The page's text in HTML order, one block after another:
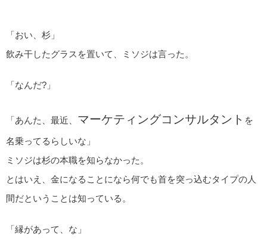
「おい、杉」
飲み干したグラスを置いて、ミソジは言った。
「なんだ?」
「あんた、最近、 マーケティングコンサルタント を
名乗ってるらしいな」
ミソジは杉の本職を知らなかった。
とはいえ、金になることになら何でも首を突っ込むタイプの人
間だということは知っている。
「縁があって、な」